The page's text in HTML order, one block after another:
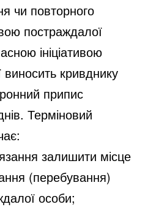
чи повторного
постраждалої
ініціативою
виносить кривднику
припис
Терміновий
залишити місце
(перебування)
особи;